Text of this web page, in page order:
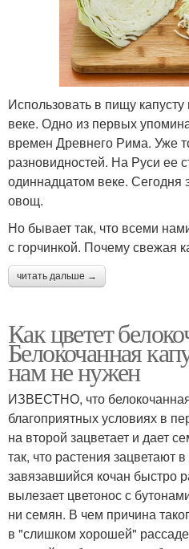
Использовать в пищу
веке. Одно из первых
времен Древнего Рима. Уже
разновидностей. На Руси ее
одиннадцатом веке.
овощ.
Но бывает так, что всеми
с горчинкой. Почему свежая
читать дальше →
Как цветет
Белокочанная
нам не нужен
ИЗВЕСТНО, что
благоприятных условиях в
на второй зацветает и дает
так, что растения зацветают
завязавшийся кочан быстро
вылезает цветонос с
ни семян. В чем причина
в "слишком хорошей"